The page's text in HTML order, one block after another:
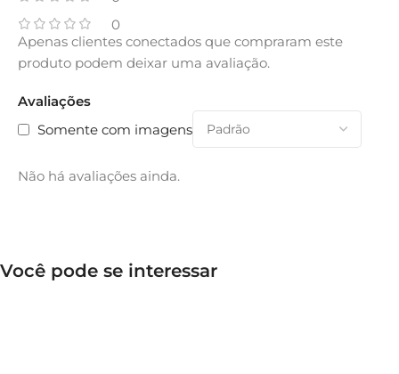
0
Avaliações
Somente com imagens
Não há avaliações ainda.
Apenas clientes conectados que compraram este
produto podem deixar uma avaliação.
Você pode se interessar